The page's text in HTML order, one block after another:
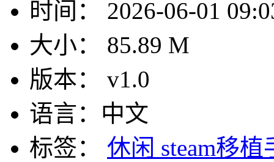
时间：
2026-06-01
大小：
85.89 M
版本：
v1.0
语言： 中文
标签：
休闲 steam移